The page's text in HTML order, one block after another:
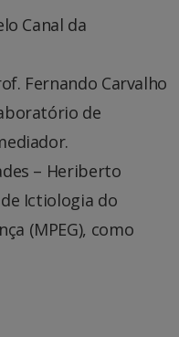
Canal da
Fernando Carvalho
de
– Heriberto
Ictiologia do
(MPEG), como